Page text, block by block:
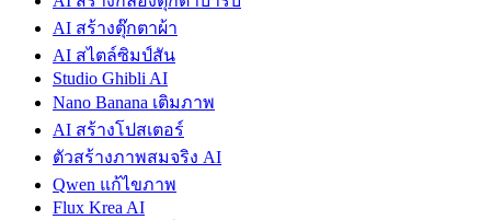
AI สร้างตุ๊กตาผ้า
AI สไตล์ซิมป์สัน
Studio Ghibli AI
Nano Banana เติมภาพ
AI สร้างโปสเตอร์
ตัวสร้างภาพสมจริง AI
Qwen แก้ไขภาพ
Flux Krea AI